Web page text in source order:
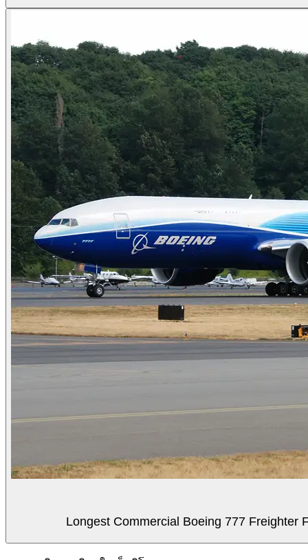
Longest Commercial Boeing 777 Freighter